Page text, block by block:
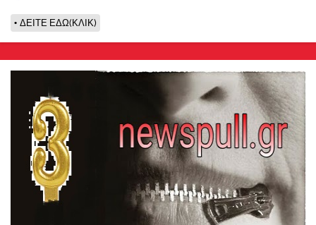
ΔΕΙΤΕ ΕΔΩ(ΚΛΙΚ)